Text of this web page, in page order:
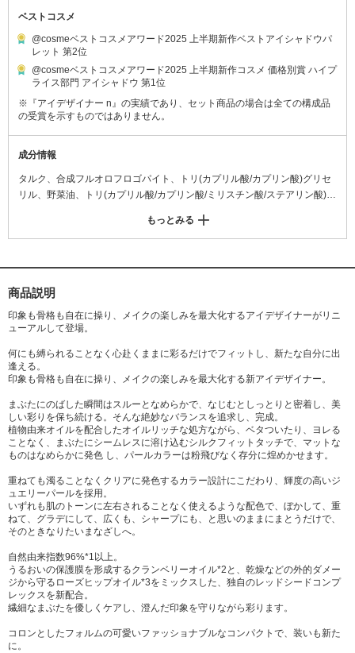
ベストコスメ
@cosmeベストコスメアワード2025 上半期新作ベストアイシャドウパ
レット 第2位
@cosmeベストコスメアワード2025 上半期新作コスメ 価格別賞 ハイプ
ライス部門 アイシャドウ 第1位
※『アイデザイナー n』の実績であり、セット商品の場合は全ての構成品
の受賞を示すものではありません。
成分情報
タルク、合成フルオロフロゴパイト、トリ(カプリル酸/カプリン酸)グリセ
リル、野菜油、トリ(カプリル酸/カプリン酸/ミリスチン酸/ステアリン酸)グ
クランベリー種子油、カニナバラ果実油、ホホバ種子油、ザクロ花エキ
ス、ジイソステアリン酸ポリグリセリル-3、ジパルミチン酸アスコルビ
シルグリセリン、カプリル酸グリセリル、トコフェロール、クロルフェネ
ウ、赤226、赤202、カオリン、水酸化Al、酸化スズ、青1
もっとみる
商品説明
印象も骨格も自在に操り、メイクの楽しみを最大化するアイデザイナーがリニ
ューアルして登場。
何にも縛られることなく心赴くままに彩るだけでフィットし、新たな自分に出
逢える。
印象も骨格も自在に操り、メイクの楽しみを最大化する新アイデザイナー。
まぶたにのばした瞬間はスルーとなめらかで、なじむとしっとりと密着し、美
しい彩りを保ち続ける。そんな絶妙なバランスを追求し、完成。
植物由来オイルを配合したオイルリッチな処方ながら、ベタついたり、ヨレる
ことなく、まぶたにシームレスに溶け込むシルクフィットタッチで、マットな
ものはなめらかに発色 し、パールカラーは粉飛びなく存分に煌めかせます。
重ねても濁ることなくクリアに発色するカラー設計にこだわり、輝度の高いジ
ュエリーパールを採用。
いずれも肌のトーンに左右されることなく使えるような配色で、ぼかして、重
ねて、グラデにして、広くも、シャープにも、と思いのままにまとうだけで、
そのときなりたいまなざしへ。
自然由来指数96%*1以上。
うるおいの保護膜を形成するクランベリーオイル*2と、乾燥などの外的ダメー
ジから守るローズヒップオイル*3をミックスした、独自のレッドシードコンプ
レックスを新配合。
繊細なまぶたを優しくケアし、澄んだ印象を守りながら彩ります。
コロンとしたフォルムの可愛いファッショナブルなコンパクトで、装いも新た
に。